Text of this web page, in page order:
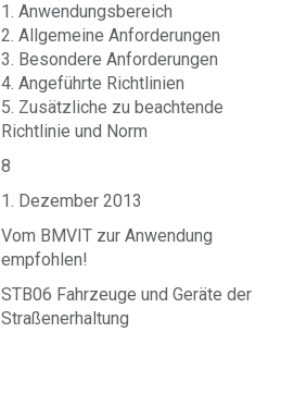
1. Anwendungsbereich
2. Allgemeine Anforderungen
3. Besondere Anforderungen
4. Angeführte Richtlinien
5. Zusätzliche zu beachtende
Richtlinie und Norm
8
1. Dezember 2013
Vom BMVIT zur Anwendung
empfohlen!
STB06 Fahrzeuge und Geräte der
Straßenerhaltung